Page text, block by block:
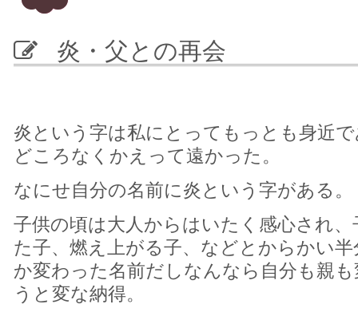
炎・父との再会
炎という字は私にとってもっとも身近
どころなくかえって遠かった。
なにせ自分の名前に炎という字がある。
子供の頃は大人からはいたく感心され
た子、燃え上がる子、などとからかい
か変わった名前だしなんなら自分も親
うと変な納得。